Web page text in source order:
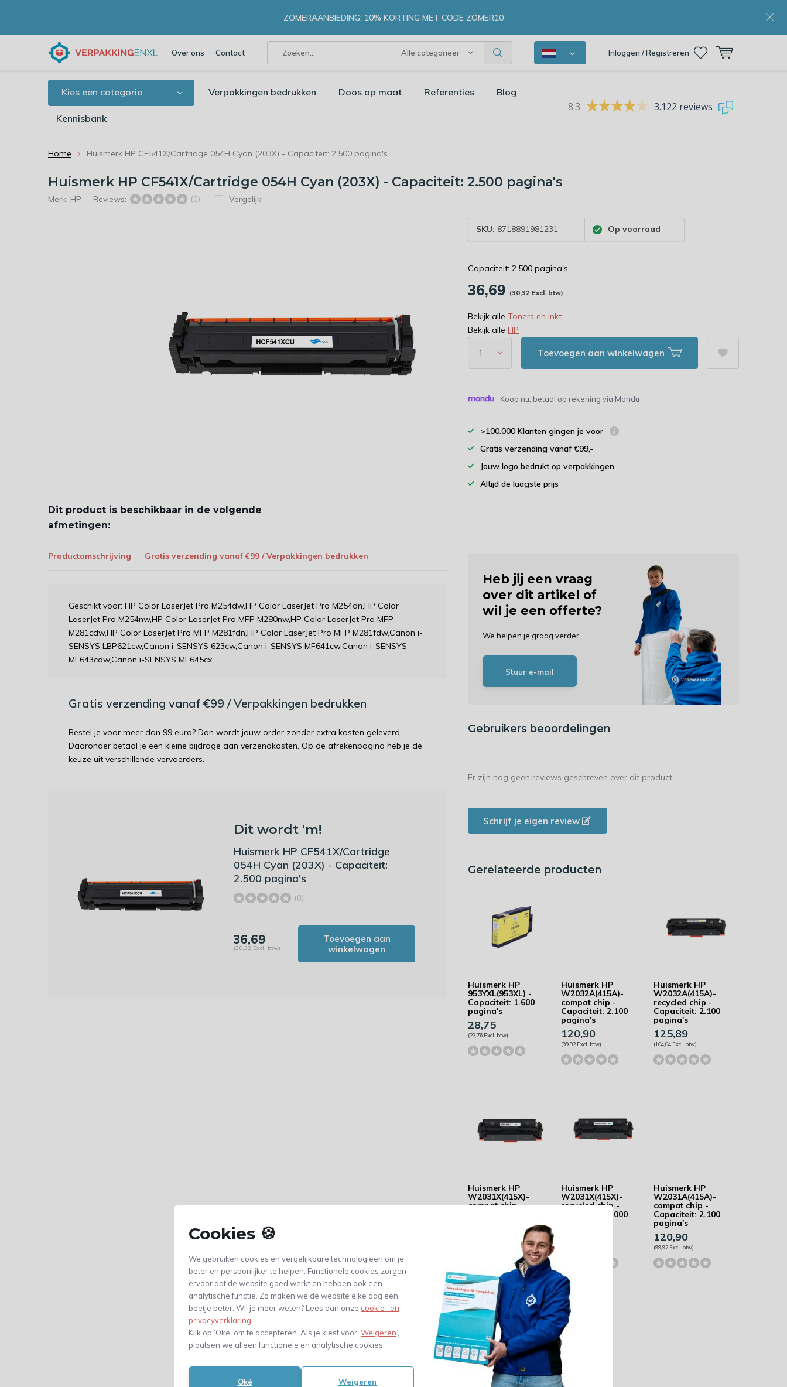
Cookies 🍪
We gebruiken cookies en vergelijkbare technologieën om je
beter en persoonlijker te helpen. Functionele cookies zorgen
ervoor dat de website goed werkt en hebben ook een
analytische functie. Zo maken we de website elke dag een
beetje beter. Wil je meer weten? Lees dan onze cookie- en
privacyverklaring
Klik op ‘Oké’ om te accepteren. Als je kiest voor ‘Weigeren’,
plaatsen we alleen functionele en analytische cookies.
Oké Weigeren
Over ons Contact Alle categorieën Inloggen / Registreren
ZOMERAANBIEDING: 10% KORTING MET CODE ZOMER10
Kies een categorie Verpakkingen bedrukken Doos op maat Referenties Blog
Kennisbank
8.3 3.122 reviews
Home Huismerk HP CF541X/Cartridge 054H Cyan (203X) - Capaciteit: 2.500 pagina's
Huismerk HP CF541X/Cartridge 054H Cyan (203X) - Capaciteit: 2.500 pagina's
Merk: HP Reviews: (0) Vergelijk
SKU: 8718891981231 Op voorraad
Capaciteit: 2.500 pagina's
36,69 (30,32 Excl. btw)
Bekijk alleToners en inkt
Bekijk alle HP
Toevoegen aan winkelwagen
Koop nu, betaal op rekening via Mondu
>100.000 Klanten gingen je voor
Gratis verzending vanaf €99,-
Jouw logo bedrukt op verpakkingen
Altijd de laagste prijs
Dit product is beschikbaar in de volgende
afmetingen:
Productomschrijving Gratis verzending vanaf €99 / Verpakkingen bedrukken
Geschikt voor: HP Color LaserJet Pro M254dw,HP Color LaserJet Pro M254dn,HP Color
LaserJet Pro M254nw,HP Color LaserJet Pro MFP M280nw,HP Color LaserJet Pro MFP
M281cdw,HP Color LaserJet Pro MFP M281fdn,HP Color LaserJet Pro MFP M281fdw,Canon i-
SENSYS LBP621cw,Canon i-SENSYS 623cw,Canon i-SENSYS MF641cw,Canon i-SENSYS
MF643cdw,Canon i-SENSYS MF645cx
Gratis verzending vanaf €99 / Verpakkingen bedrukken
Bestel je voor meer dan 99 euro? Dan wordt jouw order zonder extra kosten geleverd.
Daaronder betaal je een kleine bijdrage aan verzendkosten. Op de afrekenpagina heb je de
keuze uit verschillende vervoerders.
Dit wordt 'm!
Huismerk HP CF541X/Cartridge
054H Cyan (203X) - Capaciteit:
2.500 pagina's
(0)
36,69
(30,32 Excl. btw)
Toevoegen aan
winkelwagen
Heb jij een vraag
over dit artikel of
wil je een offerte?
We helpen je graag verder
Stuur e-mail
Gebruikers beoordelingen
Er zijn nog geen reviews geschreven over dit product.
Schrijf je eigen review
Gerelateerde producten
Huismerk HP
953YXL(953XL) -
Capaciteit: 1.600
pagina's
28,75
(23,76 Excl. btw)
Huismerk HP
W2032A(415A)-
compat chip -
Capaciteit: 2.100
pagina's
120,90
(99,92 Excl. btw)
Huismerk HP
W2032A(415A)-
recycled chip -
Capaciteit: 2.100
pagina's
125,89
(104,04 Excl. btw)
Huismerk HP
W2031X(415X)-
compat chip -
Huismerk HP
W2031X(415X)-
recycled chip -
Capaciteit: 6.000
Huismerk HP
W2031A(415A)-
compat chip -
Capaciteit: 2.100
pagina's
120,90
(99,92 Excl. btw)